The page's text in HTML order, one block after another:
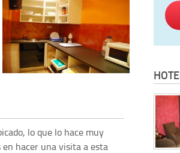
lo que lo hace muy
en hacer una visita a esta